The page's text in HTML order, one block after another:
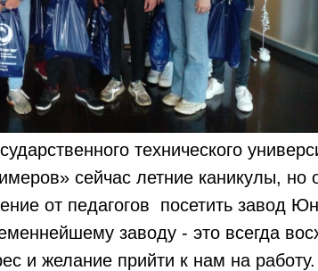
технического
сейчас летние каникулы, но
от педагогов посетить завод
заводу - это всегда
и желание прийти к нам на работу.